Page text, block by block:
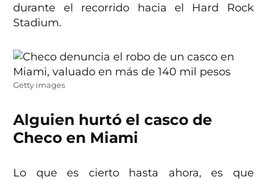
durante el recorrido hacia el Hard Rock
Stadium.
Getty images
Alguien hurtó el casco de
Checo en Miami
Lo que es cierto hasta ahora, es que